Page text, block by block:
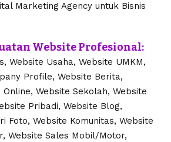
Marketing Agency untuk Bisnis
Website Profesional:
Website Usaha, Website UMKM,
Profile, Website Berita,
Online, Website Sekolah, Website
Pribadi, Website Blog,
Foto, Website Komunitas, Website
Website Sales Mobil/Motor,